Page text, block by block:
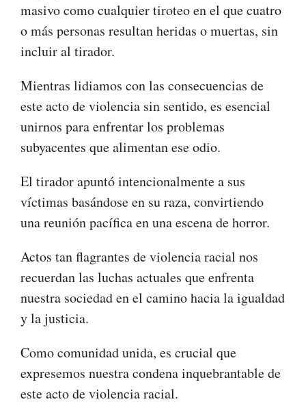
masivo como cualquier tiroteo en el que cuatro
o más personas resultan heridas o muertas, sin
incluir al tirador.
Mientras lidiamos con las consecuencias de
este acto de violencia sin sentido, es esencial
unirnos para enfrentar los problemas
subyacentes que alimentan ese odio.
El tirador apuntó intencionalmente a sus
víctimas basándose en su raza, convirtiendo
una reunión pacífica en una escena de horror.
Actos tan flagrantes de violencia racial nos
recuerdan las luchas actuales que enfrenta
nuestra sociedad en el camino hacia la igualdad
y la justicia.
Como comunidad unida, es crucial que
expresemos nuestra condena inquebrantable de
este acto de violencia racial.